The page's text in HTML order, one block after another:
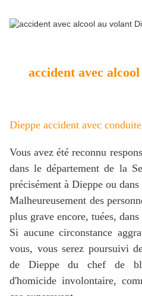
accident avec
Dieppe accident avec
Vous avez été reconnu
dans le département de la
précisément à Dieppe ou dans
Malheureusement des
plus grave encore, tuées,
Si aucune circonstance
vous, vous serez poursuivi
de Dieppe du chef de
d'homicide involontaire,